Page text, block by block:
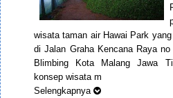
wisata taman air Hawai Park
di Jalan Graha Kencana Raya
Blimbing Kota Malang Jawa
konsep wisata m
Selengkapnya